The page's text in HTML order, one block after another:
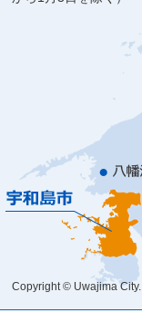
Copyright © Uwajima